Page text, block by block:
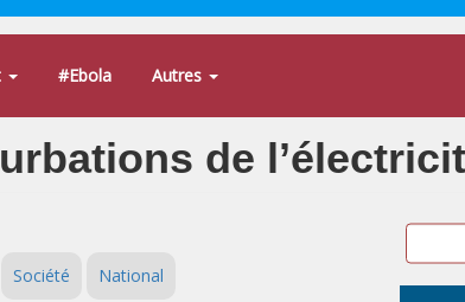
#Ebola Autres
de
Société National